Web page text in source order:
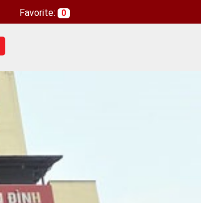
Favorite: 0